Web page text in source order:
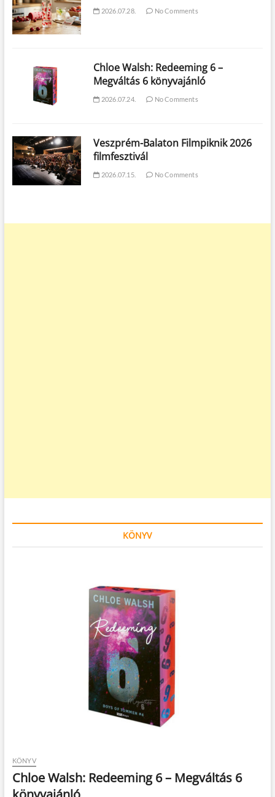
2026.07.28. No Comments
Chloe Walsh: Redeeming 6 –
Megváltás 6 könyvajánló
2026.07.24. No Comments
Veszprém-Balaton Filmpiknik 2026
filmfesztivál
2026.07.15. No Comments
KÖNYV
KÖNYV
Chloe Walsh: Redeeming 6 – Megváltás 6